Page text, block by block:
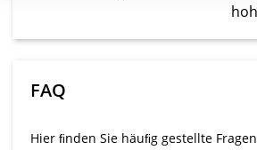
FAQ
Hier ﬁnden Sie häuﬁg gestellte
Ihre Einwilligung und die cookie Richtlinie gelten
IAB-Verarbeitungszwecke:
Informationen auf einem Endgerät